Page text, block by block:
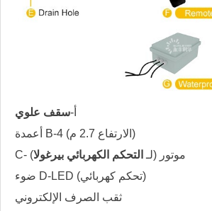
أ-سقف علوي
أعمدة B-4 (الارتفاع 2.7 م)
C- موتور (لـ التحكم الكهربائي بيرغولا)
ضوء D-LED (تحكم كهربائي)
ثقب الصرف الإلكتروني